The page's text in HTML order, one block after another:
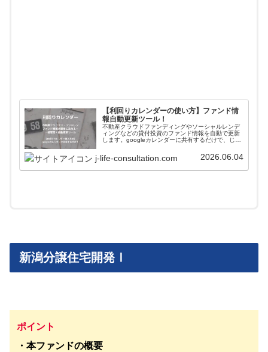
【利回りカレンダーの使い方】ファンド情
報自動更新ツール！
不動産クラウドファンディングやソーシャルレンデ
ィングなどの貸付投資のファンド情報を自動で更新
します。googleカレンダーに共有するだけで、じぇ
自動更新されます。使い方や導入方法を解説してい
ます。
j-life-consultation.com 2026.06.04
新潟分譲住宅開発Ⅰ
ポイント
・本ファンドの概要